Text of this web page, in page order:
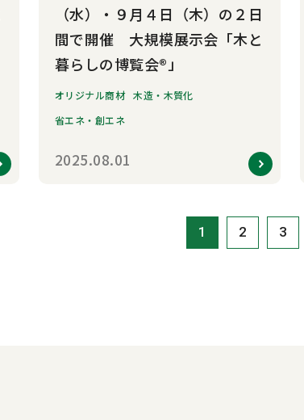
（水）・９月４日（木）の２日
間で開催 大規模展示会「木と
暮らしの博覧会®」
オリジナル商材 木造・木質化
省エネ・創エネ
2025.08.01
1 2 3